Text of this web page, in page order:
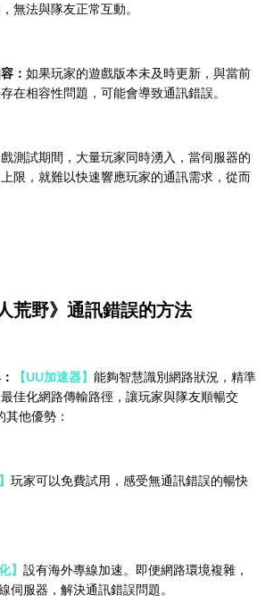
無法與隊友正常互動。
： 如果玩家的遊戲版本未及時更新，與當前
在相容性問題，可能會導致通訊錯誤。
測試期間，大量玩家同時湧入，當伺服器的
限，就難以快速響應玩家的通訊需求，從而
荒野》通訊錯誤的方法
【UU加速器】 能夠智慧識別網路狀況，精準
佳化網路傳輸路徑，讓玩家與隊友順暢交
其他優勢：
玩家可以免費試用，感受無通訊錯誤的暢快
】 設有海外專線加速。即便網路環境複雜，
伺服器，解決通訊錯誤問題。